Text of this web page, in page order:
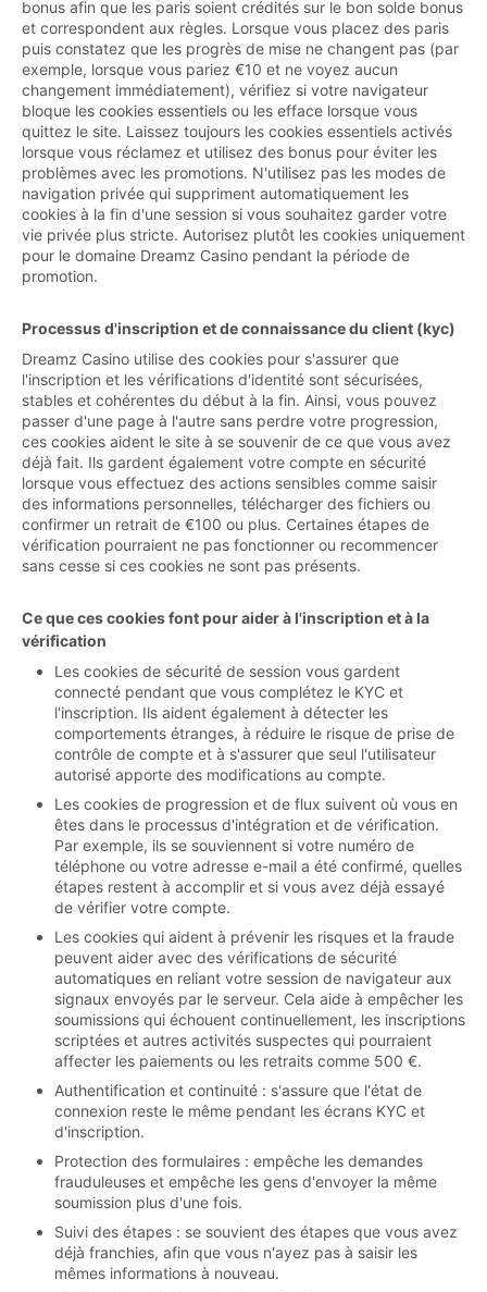
bonus afin que les paris soient crédités sur le bon solde bonus
et correspondent aux règles. Lorsque vous placez des paris
puis constatez que les progrès de mise ne changent pas (par
exemple, lorsque vous pariez €10 et ne voyez aucun
changement immédiatement), vérifiez si votre navigateur
bloque les cookies essentiels ou les efface lorsque vous
quittez le site. Laissez toujours les cookies essentiels activés
lorsque vous réclamez et utilisez des bonus pour éviter les
problèmes avec les promotions. N'utilisez pas les modes de
navigation privée qui suppriment automatiquement les
cookies à la fin d'une session si vous souhaitez garder votre
vie privée plus stricte. Autorisez plutôt les cookies uniquement
pour le domaine Dreamz Casino pendant la période de
promotion.
Processus d'inscription et de connaissance du client (kyc)
Dreamz Casino utilise des cookies pour s'assurer que
l'inscription et les vérifications d'identité sont sécurisées,
stables et cohérentes du début à la fin. Ainsi, vous pouvez
passer d'une page à l'autre sans perdre votre progression,
ces cookies aident le site à se souvenir de ce que vous avez
déjà fait. Ils gardent également votre compte en sécurité
lorsque vous effectuez des actions sensibles comme saisir
des informations personnelles, télécharger des fichiers ou
confirmer un retrait de €100 ou plus. Certaines étapes de
vérification pourraient ne pas fonctionner ou recommencer
sans cesse si ces cookies ne sont pas présents.
Ce que ces cookies font pour aider à l'inscription et à la
vérification
Les cookies de sécurité de session vous gardent
connecté pendant que vous complétez le KYC et
l'inscription. Ils aident également à détecter les
comportements étranges, à réduire le risque de prise de
contrôle de compte et à s'assurer que seul l'utilisateur
autorisé apporte des modifications au compte.
Les cookies de progression et de flux suivent où vous en
êtes dans le processus d'intégration et de vérification.
Par exemple, ils se souviennent si votre numéro de
téléphone ou votre adresse e-mail a été confirmé, quelles
étapes restent à accomplir et si vous avez déjà essayé
de vérifier votre compte.
Les cookies qui aident à prévenir les risques et la fraude
peuvent aider avec des vérifications de sécurité
automatiques en reliant votre session de navigateur aux
signaux envoyés par le serveur. Cela aide à empêcher les
soumissions qui échouent continuellement, les inscriptions
scriptées et autres activités suspectes qui pourraient
affecter les paiements ou les retraits comme 500 €.
Authentification et continuité : s'assure que l'état de
connexion reste le même pendant les écrans KYC et
d'inscription.
Protection des formulaires : empêche les demandes
frauduleuses et empêche les gens d'envoyer la même
soumission plus d'une fois.
Suivi des étapes : se souvient des étapes que vous avez
déjà franchies, afin que vous n'ayez pas à saisir les
mêmes informations à nouveau.